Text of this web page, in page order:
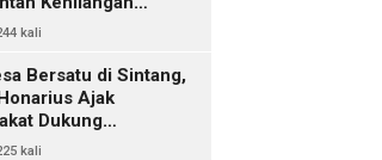
DPRD Absen Dalam
kali
Bersatu di Sintang,
Ajak
Dukung
Kades Empanak
kali